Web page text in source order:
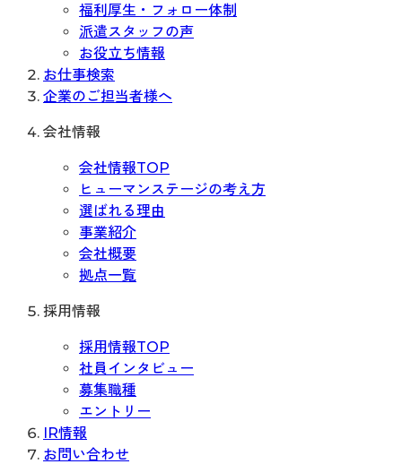
福利厚生・フォロー体制
派遣スタッフの声
お役立ち情報
お仕事検索
企業のご担当者様へ
会社情報
会社情報TOP
ヒューマンステージの考え方
選ばれる理由
事業紹介
会社概要
拠点一覧
採用情報
採用情報TOP
社員インタビュー
募集職種
エントリー
IR情報
お問い合わせ